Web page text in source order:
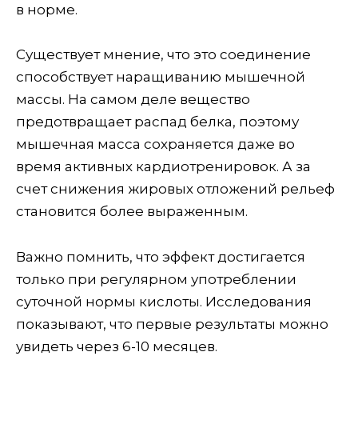
в норме.
Существует мнение, что это соединение
способствует наращиванию мышечной
массы. На самом деле вещество
предотвращает распад белка, поэтому
мышечная масса сохраняется даже во
время активных кардиотренировок. А за
счет снижения жировых отложений рельеф
становится более выраженным.
Важно помнить, что эффект достигается
только при регулярном употреблении
суточной нормы кислоты. Исследования
показывают, что первые результаты можно
увидеть через 6-10 месяцев.